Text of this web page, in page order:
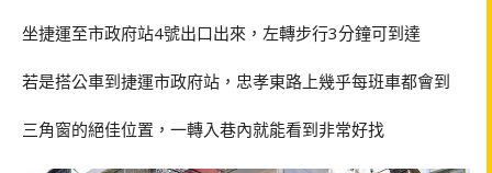
坐捷運至市政府站4號出口出來，左轉步行3分鐘可到達
若是搭公車到捷運市政府站，忠孝東路上幾乎每班車都會到
三角窗的絕佳位置，一轉入巷內就能看到非常好找